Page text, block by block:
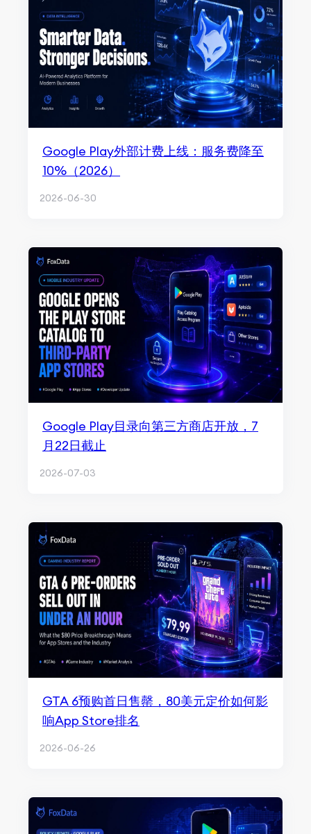
Google Play外部计费上线：服务费降至
10%（2026）
2026-06-30
Google Play目录向第三方商店开放，7
月22日截止
2026-07-03
GTA 6预购首日售罄，80美元定价如何影
响App Store排名
2026-06-26